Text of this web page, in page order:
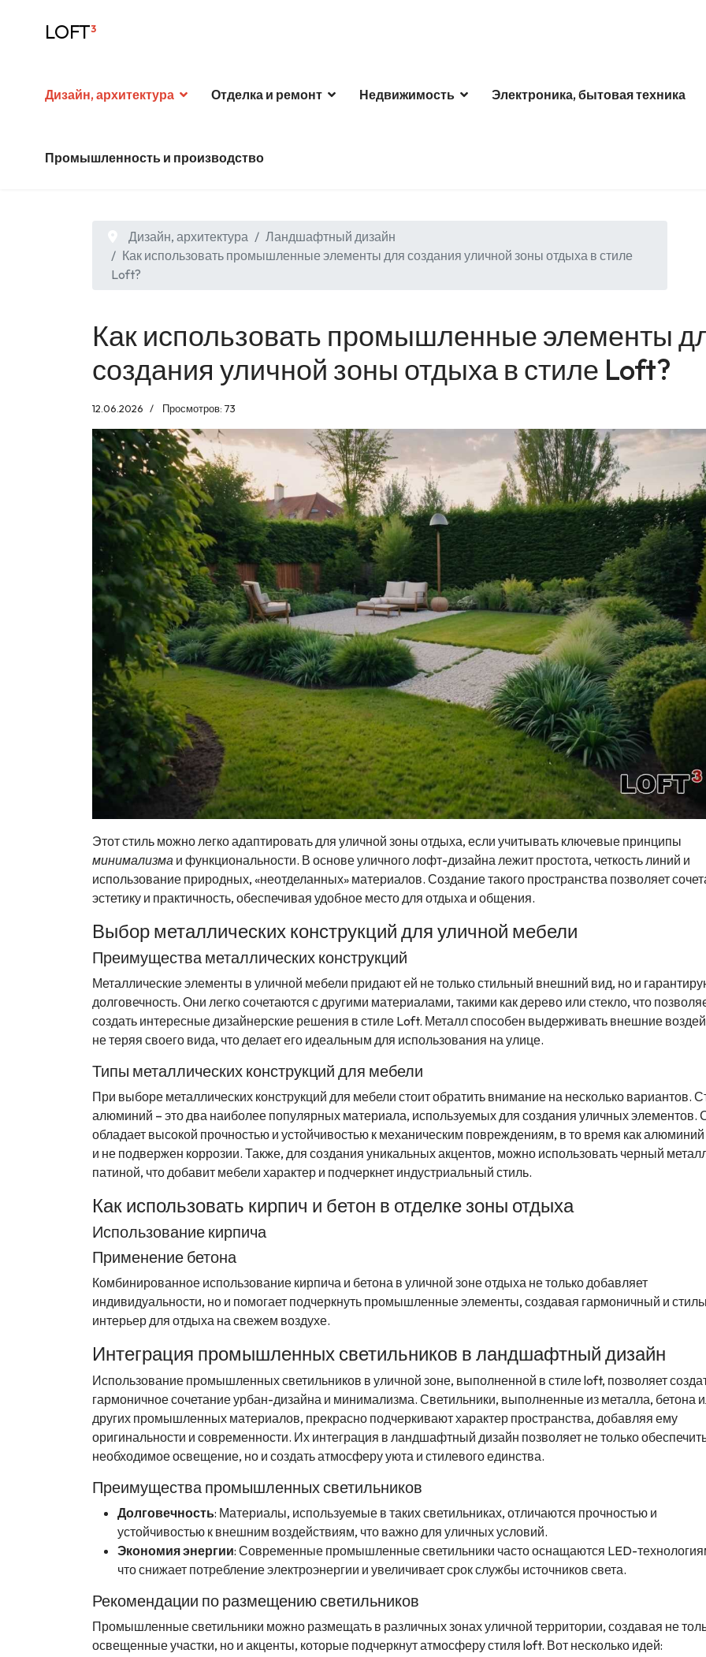
LOFT³
Дизайн, архитектура Отделка и ремонт Недвижимость Электроника, бытовая техника
Промышленность и производство
Дизайн, архитектура
Ландшафтный дизайн
Как использовать промышленные элементы для создания уличной зоны отдыха в стиле
Loft?
Как использовать промышленные элементы
создания уличной зоны отдыха в стиле Loft?
12.06.2026 Просмотров: 73
Этот стиль можно легко адаптировать для уличной зоны отдыха, если учитывать ключевые принципы
минимализма и функциональности. В основе уличного лофт-дизайна лежит простота, четкость линий и
использование природных, «неотделанных» материалов. Создание такого пространства позволяет
эстетику и практичность, обеспечивая удобное место для отдыха и общения.
Выбор металлических конструкций для уличной мебели
Преимущества металлических конструкций
Металлические элементы в уличной мебели придают ей не только стильный внешний вид, но и
долговечность. Они легко сочетаются с другими материалами, такими как дерево или стекло, что
создать интересные дизайнерские решения в стиле Loft. Металл способен выдерживать внешние
не теряя своего вида, что делает его идеальным для использования на улице.
Типы металлических конструкций для мебели
При выборе металлических конструкций для мебели стоит обратить внимание на несколько вариантов.
алюминий – это два наиболее популярных материала, используемых для создания уличных элементов.
обладает высокой прочностью и устойчивостью к механическим повреждениям, в то время как алюминий
и не подвержен коррозии. Также, для создания уникальных акцентов, можно использовать черный
патиной, что добавит мебели характер и подчеркнет индустриальный стиль.
Как использовать кирпич и бетон в отделке зоны отдыха
Использование кирпича
Применение бетона
Комбинированное использование кирпича и бетона в уличной зоне отдыха не только добавляет
индивидуальности, но и помогает подчеркнуть промышленные элементы, создавая гармоничный и
интерьер для отдыха на свежем воздухе.
Интеграция промышленных светильников в ландшафтный дизайн
Использование промышленных светильников в уличной зоне, выполненной в стиле loft, позволяет
гармоничное сочетание урбан-дизайна и минимализма. Светильники, выполненные из металла, бетона
других промышленных материалов, прекрасно подчеркивают характер пространства, добавляя ему
оригинальности и современности. Их интеграция в ландшафтный дизайн позволяет не только
необходимое освещение, но и создать атмосферу уюта и стилевого единства.
Преимущества промышленных светильников
Долговечность: Материалы, используемые в таких светильниках, отличаются прочностью и
устойчивостью к внешним воздействиям, что важно для уличных условий.
Экономия энергии: Современные промышленные светильники часто оснащаются LED-
что снижает потребление электроэнергии и увеличивает срок службы источников света.
Рекомендации по размещению светильников
Промышленные светильники можно размещать в различных зонах уличной территории, создавая не
освещенные участки, но и акценты, которые подчеркнут атмосферу стиля loft. Вот несколько идей: